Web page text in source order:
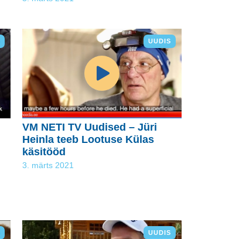
UUDIS
VM NETI TV Uudised – Jüri
Heinla teeb Lootuse Külas
käsitööd
3. märts 2021
UUDIS